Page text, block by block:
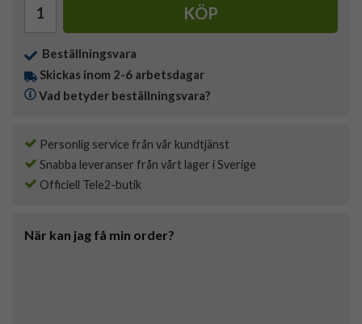
KÖP
Beställningsvara
Skickas inom 2-6 arbetsdagar
Vad betyder beställningsvara?
Personlig service från vår kundtjänst
Snabba leveranser från vårt lager i Sverige
Officiell Tele2-butik
När kan jag få min order?